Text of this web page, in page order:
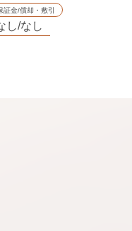
証金/償却・敷引
し/なし